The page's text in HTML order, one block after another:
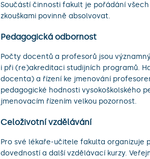
Součástí činnosti fakult je pořádání
zkouškami povinně absolvovat.
Pedagogická odbornost
Počty docentů a profesorů jsou
i při (re)akreditaci studijních programů.
docenta) a řízení ke jmenování
pedagogické hodnosti vysokoškolského
jmenovacím řízením velkou pozornost.
Celoživotní vzdělávání
Pro své lékaře-učitele fakulta organizuje
dovedností a další vzdělávací kurzy.